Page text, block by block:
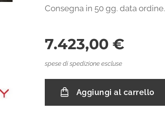
Consegna in 50 gg. data ordine.
7.423,00 €
spese di spedizione escluse
Aggiungi al carrello